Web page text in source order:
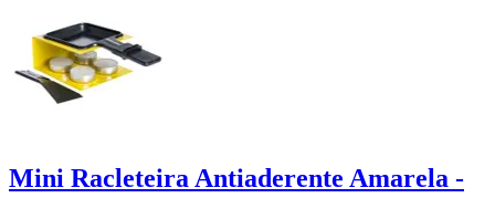
Mini Racleteira Antiaderente Amarela -